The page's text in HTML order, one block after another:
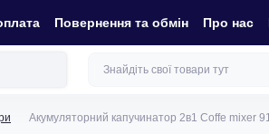
Повернення та обмін Про нас
Акумуляторний капучинатор 2в1 Coffe mixer